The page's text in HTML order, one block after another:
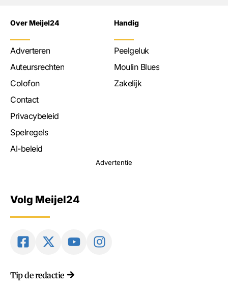
Over Meijel24
Adverteren
Auteursrechten
Colofon
Contact
Privacybeleid
Spelregels
AI-beleid
Handig
Peelgeluk
Moulin Blues
Zakelijk
Advertentie
Volg Meijel24
Tip de redactie